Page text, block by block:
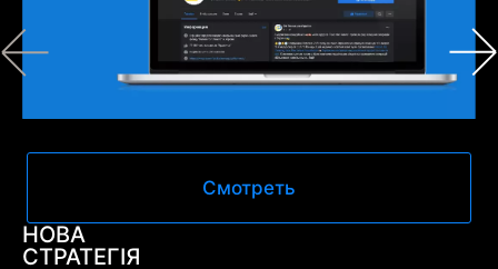
Смотреть
НОВА
СТРАТЕГІЯ